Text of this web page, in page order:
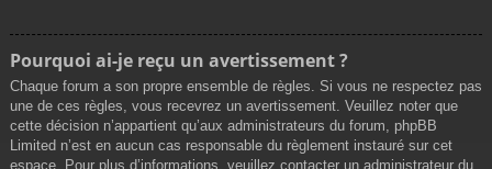
Pourquoi ai-je reçu un avertissement ?
Chaque forum a son propre ensemble de règles. Si vous ne respectez pas
une de ces règles, vous recevrez un avertissement. Veuillez noter que
cette décision n’appartient qu’aux administrateurs du forum, phpBB
Limited n’est en aucun cas responsable du règlement instauré sur cet
espace. Pour plus d’informations, veuillez contacter un administrateur du